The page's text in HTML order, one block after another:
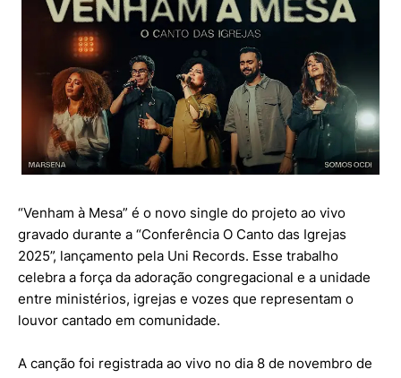
“Venham à Mesa” é o novo single do projeto ao vivo
gravado durante a “Conferência O Canto das Igrejas
2025”, lançamento pela Uni Records. Esse trabalho
celebra a força da adoração congregacional e a unidade
entre ministérios, igrejas e vozes que representam o
louvor cantado em comunidade.
A canção foi registrada ao vivo no dia 8 de novembro de